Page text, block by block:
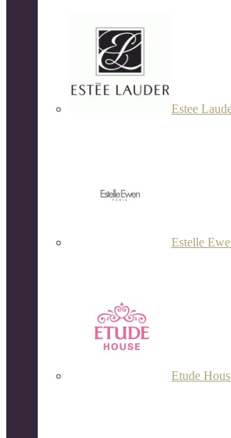
Estee
Estelle
Etude